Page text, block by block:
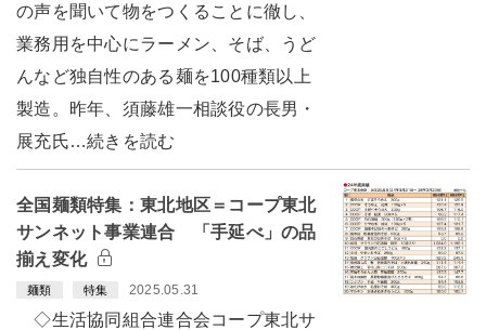
の声を聞いて物をつくることに徹し、
業務用を中心にラーメン、そば、うど
んなど独自性のある麺を100種類以上
製造。昨年、須藤雄一相談役の長男・
展充氏…続きを読む
全国麺類特集：東北地区＝コープ東北
サンネット事業連合 「手延べ」の品
揃え変化
麺類 特集 2025.05.31
◇生活協同組合連合会コープ東北サ